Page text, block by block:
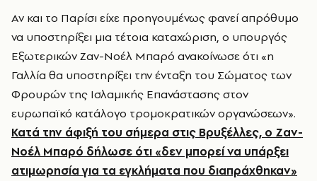
Αν και το Παρίσι είχε προηγουμένως φανεί απρόθυμο
να υποστηρίξει μια τέτοια καταχώριση, ο υπουργός
Εξωτερικών Ζαν-Νοέλ Μπαρό ανακοίνωσε ότι «η
Γαλλία θα υποστηρίξει την ένταξη του Σώματος των
Φρουρών της Ισλαμικής Επανάστασης στον
ευρωπαϊκό κατάλογο τρομοκρατικών οργανώσεων».
Κατά την άφιξή του σήμερα στις Βρυξέλλες, ο Ζαν-
Νοέλ Μπαρό δήλωσε ότι «δεν μπορεί να υπάρξει
ατιμωρησία για τα εγκλήματα που διαπράχθηκαν»